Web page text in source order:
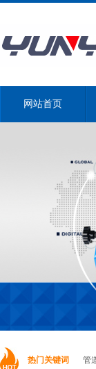
网站首页
热门关键词 管